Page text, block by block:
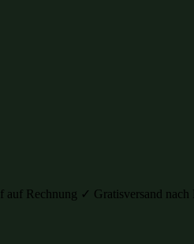
Rechnung ✓ Gratisversand